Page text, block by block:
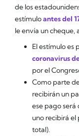
de los
estímuloantes del
le envía un cheque,
El estímulo es
coronavirus
por el
Como parte
recibirán un
ese pago será
uno recibirá el
total).